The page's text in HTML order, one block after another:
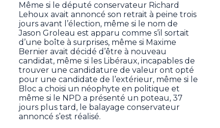
Même si le député conservateur Richard
Lehoux avait annoncé son retrait à peine trois
jours avant l’élection, même si le nom de
Jason Groleau est apparu comme s’il sortait
d’une boîte à surprises, même si Maxime
Bernier avait décidé d’être à nouveau
candidat, même si les Libéraux, incapables de
trouver une candidature de valeur ont opté
pour une candidate de l’extérieur, même si le
Bloc a choisi un néophyte en politique et
même si le NPD a présenté un poteau, 37
jours plus tard, le balayage conservateur
annoncé s’est réalisé.